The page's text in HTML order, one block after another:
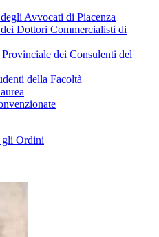
Avvocati di Piacenza
Dottori Commercialisti di
dei Consulenti del
della Facoltà
gli Ordini